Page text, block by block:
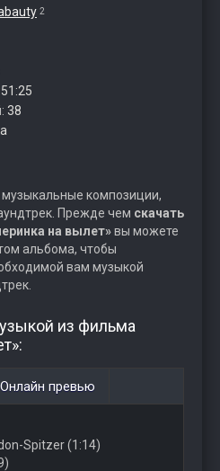
2
38
композиции,
Прежде чем скачать
на вылет»вы можете
альбома, чтобы
вам музыкой
из фильма
Онлайн превью
Spitzer (1:14)